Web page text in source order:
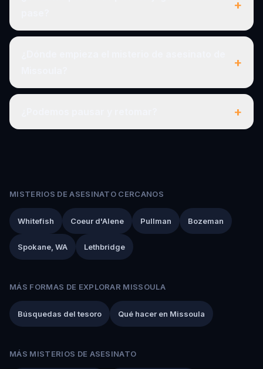
+
+
+
MISTERIOS DE ASESINATO CERCANOS
Whitefish Coeur d'Alene Pullman Bozeman
Spokane, WA Lethbridge
MÁS FORMAS DE EXPLORAR MISSOULA
Búsquedas del tesoro Qué hacer en Missoula
MÁS MISTERIOS DE ASESINATO